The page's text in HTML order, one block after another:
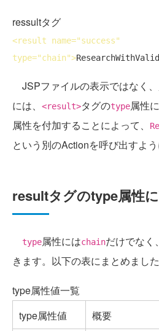
ressultタグ
<result name
type="chain">
JSPファイルの表示ではなく
には、
<result>タグのtype属性に
属性を付加することによって、
という別のActionを呼び出すよう
resultタグのtype属性
type属性にはchainだけでなく
きます。以下の表にまとめました
type属性値一覧
type属性値
概要